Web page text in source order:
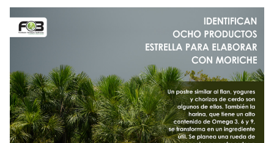
WCS VISUAL
PUBLICACIONES
ALIADOS Y ALIANZAS
COBERTURA EN MEDIOS DE COMUNICACIÓN